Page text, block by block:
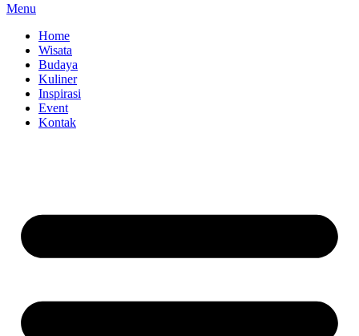
Menu
Home
Wisata
Budaya
Kuliner
Inspirasi
Event
Kontak